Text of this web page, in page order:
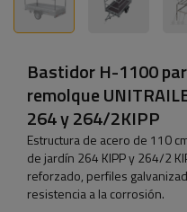
Bastidor H-1100
remolque
264 y 264/2KIPP
Estructura de acero de 110
de jardín 264 KIPP y 264/2
reforzado, perfiles
resistencia a la corrosión.